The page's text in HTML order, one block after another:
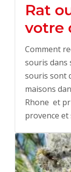
Rat
votre
Comment
souris dans
souris sont
maisons
Rhone et
provence